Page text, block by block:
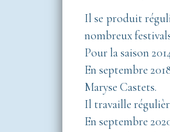
Il se produit
nombreux
Pour la saison
En septembre
Maryse Castets.
Il travaille
En septembre